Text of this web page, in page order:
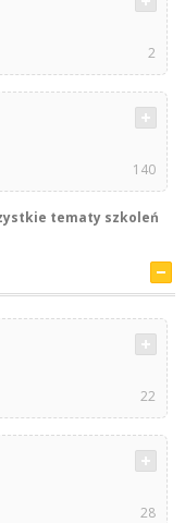
2
140
tematy szkoleń
22
28